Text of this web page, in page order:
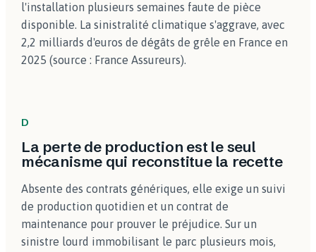
l'installation plusieurs semaines faute de pièce
disponible. La sinistralité climatique s'aggrave, avec
2,2 milliards d'euros de dégâts de grêle en France en
2025 (source : France Assureurs).
D
La perte de production est le seul
mécanisme qui reconstitue la recette
Absente des contrats génériques, elle exige un suivi
de production quotidien et un contrat de
maintenance pour prouver le préjudice. Sur un
sinistre lourd immobilisant le parc plusieurs mois,